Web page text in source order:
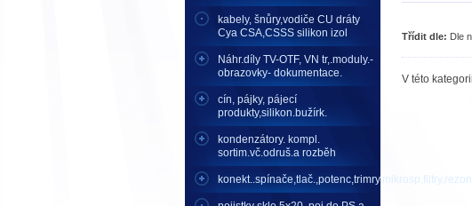
kabely, šnůry,vodiče CU dráty
Cya CSA,CSSS silikon izol
Náhr.díly TV-OTF, VN tr,.moduly.-
obrazovky- dokumentace.
cín, pájky, pájecí
produkty,silikon.bužírk.
kondenzátory. kompl.
sortim.vč.odruš.a rozběh
Třídit dle: Dle
V této